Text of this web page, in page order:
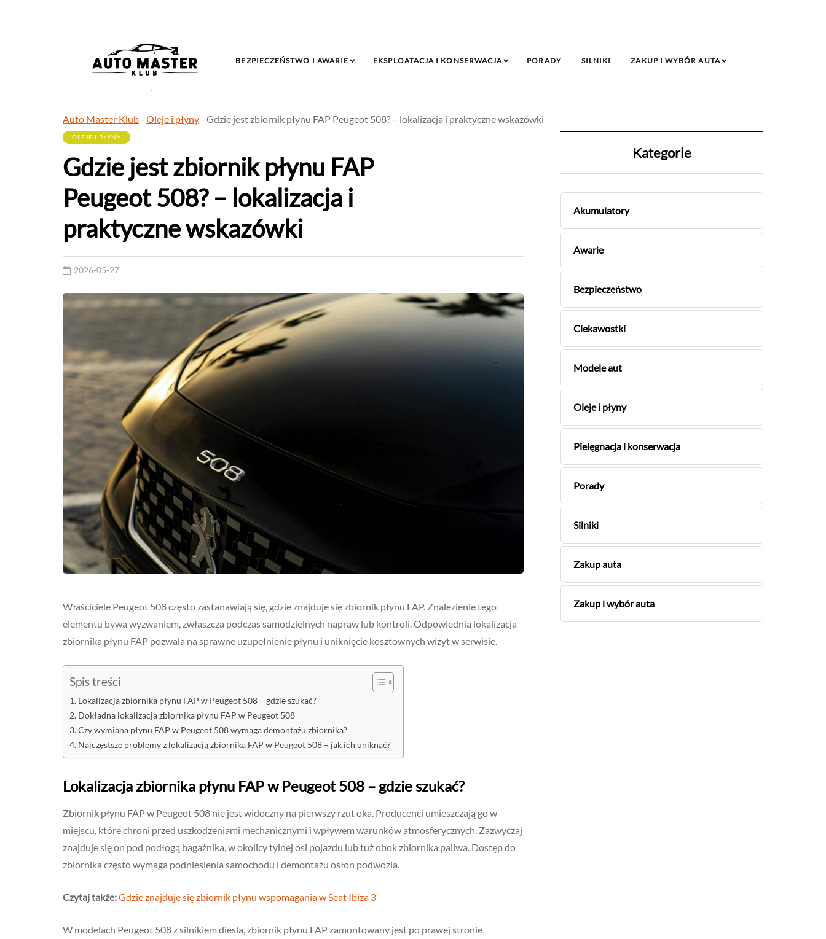
BEZPIECZEŃSTWO I AWARIE EKSPLOATACJA I KONSERWACJA PORADY SILNIKI ZAKUP I WYBÓR AUTA
Auto Master Klub- Oleje i płyny- Gdzie jest zbiornik płynu FAP Peugeot 508? – lokalizacja i praktyczne wskazówki
OLEJE I PŁYNY
Gdzie jest zbiornik płynu FAP
Peugeot 508? – lokalizacja i
praktyczne wskazówki
2026-05-27
Właściciele Peugeot 508 często zastanawiają się, gdzie znajduje się zbiornik płynu FAP. Znalezienie tego
elementu bywa wyzwaniem, zwłaszcza podczas samodzielnych napraw lub kontroli. Odpowiednia lokalizacja
zbiornika płynu FAP pozwala na sprawne uzupełnienie płynu i uniknięcie kosztownych wizyt w serwisie.
Spis treści
Lokalizacja zbiornika płynu FAP w Peugeot 508 – gdzie szukać?
Dokładna lokalizacja zbiornika płynu FAP w Peugeot 508
Czy wymiana płynu FAP w Peugeot 508 wymaga demontażu zbiornika?
Najczęstsze problemy z lokalizacją zbiornika FAP w Peugeot 508 – jak ich uniknąć?
Lokalizacja zbiornika płynu FAP w Peugeot 508 – gdzie szukać?
Zbiornik płynu FAP w Peugeot 508 nie jest widoczny na pierwszy rzut oka. Producenci umieszczają go w
miejscu, które chroni przed uszkodzeniami mechanicznymi i wpływem warunków atmosferycznych. Zazwyczaj
znajduje się on pod podłogą bagażnika, w okolicy tylnej osi pojazdu lub tuż obok zbiornika paliwa. Dostęp do
zbiornika często wymaga podniesienia samochodu i demontażu osłon podwozia.
Czytaj także:Gdzie znajduje się zbiornik płynu wspomagania w Seat Ibiza 3
W modelach Peugeot 508 z silnikiem diesla, zbiornik płynu FAP zamontowany jest po prawej stronie
Kategorie
Akumulatory
Awarie
Bezpieczeństwo
Ciekawostki
Modele aut
Oleje i płyny
Pielęgnacja i konserwacja
Porady
Silniki
Zakup auta
Zakup i wybór auta